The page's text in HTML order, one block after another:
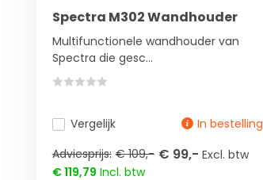
Spectra M302 Wandhouder
Multifunctionele wandhouder van
Spectra die gesc...
Vergelijk
In bestelling
Adviesprijs: € 109,- € 99,- Excl. btw
€ 119,79 Incl. btw